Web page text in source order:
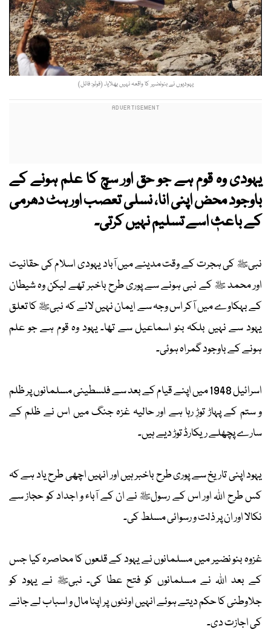
یہودیوں نے بنونضیر کا واقعہ نہیں بھلایا۔ (فوٹو: فائل)
یہودی وہ قوم ہے جو حق اور سچ کا علم ہونے کے
باوجود محض اپنی انا، نسلی تعصب اور ہٹ دھرمی
کے باعثٖ اسے تسلیم نہیں کرتی۔
نبیﷺ کی ہجرت کے وقت مدینے میں آباد یہودی اسلام کی حقانیت
اور محمد ﷺ کے نبی ہونے سے پوری طرح باخبر تھے لیکن وہ شیطان
کے بہکاوے میں آکر اس وجہ سے ایمان نہیں لائے کہ نبیﷺ کا تعلق
یہود سے نہیں بلکہ بنو اسماعیل سے تھا۔ یہود وہ قوم ہے جو علم
ہونے کے باوجود گمراہ ہوئی۔
اسرائیل 1948 میں اپنے قیام کے بعد سے فلسطینی مسلمانوں پر ظلم
و ستم کے پہاڑ توڑٖ رہا ہے اور حالیہ غزہ جنگ میں اس نے ظلم کے
سارے پچھلے ریکارڈ توڑ دیے ہیں۔
یہود اپنی تاریخ سے پوری طرح باخبر ہیں اور انہیں اچھی طرح یاد ہے کہ
کس طرح اللہ اور اس کے رسولﷺ نے ان کے آباء و اجداد کو حجاز سے
نکالا اور ان پر ذلت و رسوائی مسلط کی۔
غزوہ بنو نضیر میں مسلمانوں نے یہود کے قلعوں کا محاصرہ کیا جس
کے بعد اللہ نے مسلمانوں کو فتح عطا کی۔ نبیﷺ نے یہود کو
جلاوطنی کا حکم دیتے ہوئے انہیں اونٹوں پر اپنا مال و اسباب لے جانے
کی اجازت دی۔